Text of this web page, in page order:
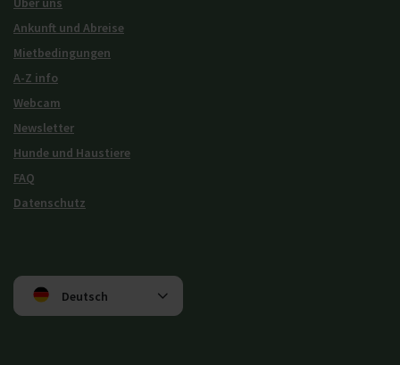
Ankunft und Abreise
Mietbedingungen
A-Z info
Webcam
Newsletter
Hunde und Haustiere
FAQ
Datenschutz
Deutsch